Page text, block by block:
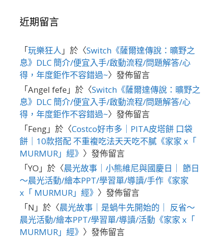
近期留言
「玩樂狂人 」於〈Switch《薩爾達傳說：曠野之
息》DLC 簡介/便宜入手/啟動流程/問題解答/心
得，年度鉅作不容錯過~〉發佈留言
「Angel fefe 」於〈Switch《薩爾達傳說：曠野之
息》DLC 簡介/便宜入手/啟動流程/問題解答/心
得，年度鉅作不容錯過~〉發佈留言
「Feng」於〈Costco好市多｜PITA皮塔餅 口袋
餅｜10款搭配 不重複吃法天天吃不膩《家家 x「
MURMUR」經》 〉發佈留言
「YO 」於〈晨光故事｜小熊維尼與國慶日｜ 節日
～晨光活動/繪本PPT/學習單/導讀/手作《家家
x「 MURMUR」經》 〉發佈留言
「N 」於〈晨光故事｜是蝸牛先開始的｜ 反省～
晨光活動/繪本PPT/學習單/導讀/活動《家家 x「
MURMUR」經》 〉發佈留言